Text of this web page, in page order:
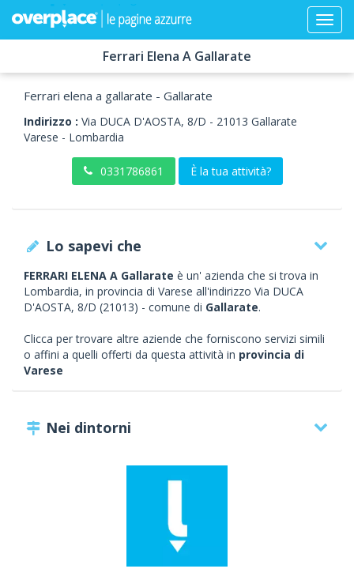
Ferrari Elena A Gallarate
Ferrari elena a gallarate - Gallarate
Indirizzo : Via DUCA D'AOSTA, 8/D - 21013 Gallarate
Varese - Lombardia
0331786861 È la tua attività?
Lo sapevi che
FERRARI ELENA A Gallarate è un' azienda che si trova in
Lombardia, in provincia di Varese all'indirizzo Via DUCA
D'AOSTA, 8/D (21013) - comune di Gallarate.
Clicca per trovare altre aziende che forniscono servizi simili
o affini a quelli offerti da questa attività in provincia di
Varese
Nei dintorni